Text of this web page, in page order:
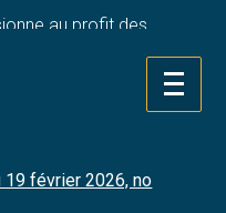
au profit des
des mines) et
des tarifs à compter
19 février 2026, no